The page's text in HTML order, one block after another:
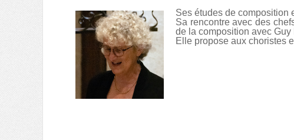
Ses études de composition
Sa rencontre avec des
de la composition avec
Elle propose aux choristes